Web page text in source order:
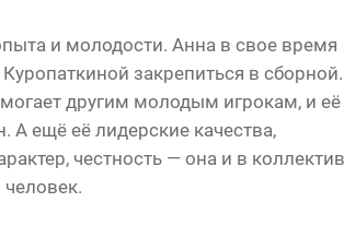
и молодости. Анна в свое время
закрепиться в сборной.
другим молодым игрокам, и её
А ещё её лидерские качества,
честность — она и в